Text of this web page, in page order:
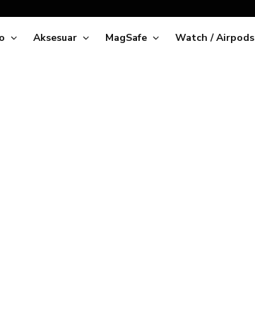
Siparişleriniz
İçerisinde Kargoda!
Kartı ile Taksitli Hızlı ve Güvenli Alışveriş!
Aksesuar MagSafe Watch / Airpods